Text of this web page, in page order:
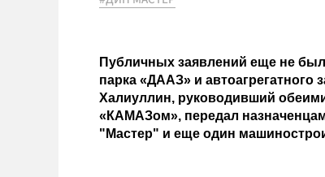
Публичных заявлений еще не
парка «ДААЗ» и
Халиуллин, руководивший
«КАМАЗом», передал
"Мастер" и еще один